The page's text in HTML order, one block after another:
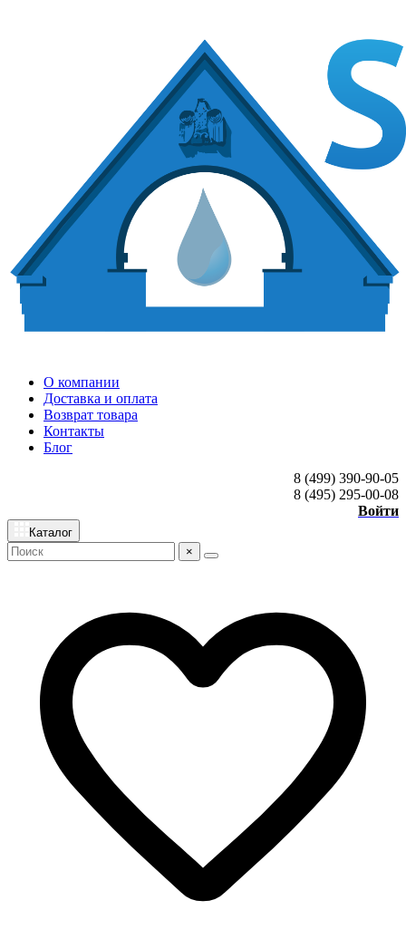
О компании
Доставка и оплата
Возврат товара
Контакты
Блог
8 (499) 390-90-05
8 (495) 295-00-08
Войти
Каталог
×